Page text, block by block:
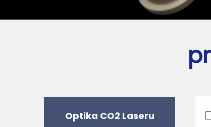
Optika CO2 Laseru